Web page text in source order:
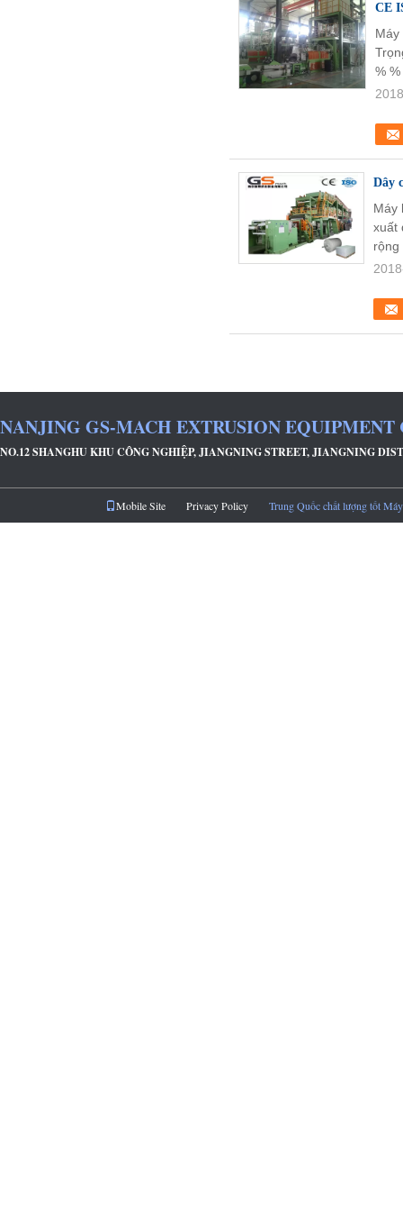
CE
%
Dây
Máy
xuất
rộng
NANJING GS-MACH EXTRUSION EQUIPMENT
NO.12 SHANGHU KHU CÔNG NGHIỆP, JIANGNING STREET, JIANGNING
Mobile Site Privacy Policy Trung Quốc chất lượng tốt